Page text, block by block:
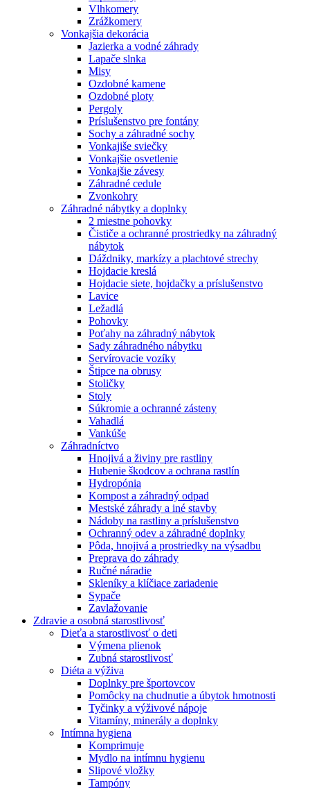
Vlhkomery
Zrážkomery
Vonkajšia dekorácia
Jazierka a vodné záhrady
Lapače slnka
Misy
Ozdobné kamene
Ozdobné ploty
Pergoly
Príslušenstvo pre fontány
Sochy a záhradné sochy
Vonkajiše sviečky
Vonkajšie osvetlenie
Vonkajšie závesy
Záhradné cedule
Zvonkohry
Záhradné nábytky a doplnky
2 miestne pohovky
Čističe a ochranné prostriedky na záhradný
nábytok
Dáždniky, markízy a plachtové strechy
Hojdacie kreslá
Hojdacie siete, hojdačky a príslušenstvo
Lavice
Ležadlá
Pohovky
Poťahy na záhradný nábytok
Sady záhradného nábytku
Servírovacie vozíky
Štipce na obrusy
Stoličky
Stoly
Súkromie a ochranné zásteny
Vahadlá
Vankúše
Záhradníctvo
Hnojivá a živiny pre rastliny
Hubenie škodcov a ochrana rastlín
Hydropónia
Kompost a záhradný odpad
Mestské záhrady a iné stavby
Nádoby na rastliny a príslušenstvo
Ochranný odev a záhradné doplnky
Pôda, hnojivá a prostriedky na výsadbu
Preprava do záhrady
Ručné náradie
Skleníky a klíčiace zariadenie
Sypače
Zavlažovanie
Zdravie a osobná starostlivosť
Dieťa a starostlivosť o deti
Výmena plienok
Zubná starostlivosť
Diéta a výživa
Doplnky pre športovcov
Pomôcky na chudnutie a úbytok hmotnosti
Tyčinky a výživové nápoje
Vitamíny, minerály a doplnky
Intímna hygiena
Komprimuje
Mydlo na intímnu hygienu
Slipové vložky
Tampóny